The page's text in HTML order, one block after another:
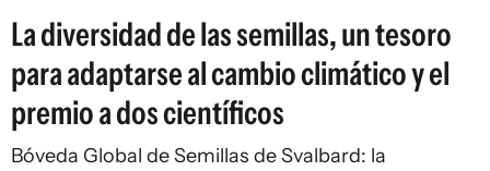
La diversidad de las semillas, un tesoro
para adaptarse al cambio climático y el
premio a dos científicos
Bóveda Global de Semillas de Svalbard: la